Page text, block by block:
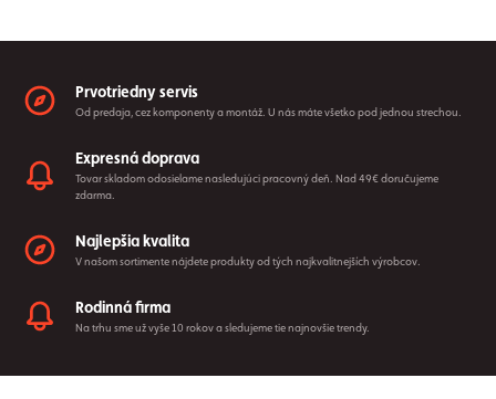
Prvotriedny servis
Od predaja, cez komponenty a montáž. U nás máte všetko pod jednou strechou.
Expresná doprava
Tovar skladom odosielame nasledujúci pracovný deň. Nad 49€ doručujeme
zdarma.
Najlepšia kvalita
V našom sortimente nájdete produkty od tých najkvalitnejších výrobcov.
Rodinná firma
Na trhu sme už vyše 10 rokov a sledujeme tie najnovšie trendy.